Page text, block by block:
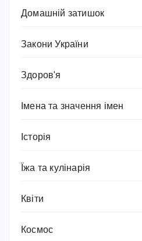
Домашній затишок
Закони України
Здоров'я
Імена та значення імен
Історія
Їжа та кулінарія
Квіти
Космос